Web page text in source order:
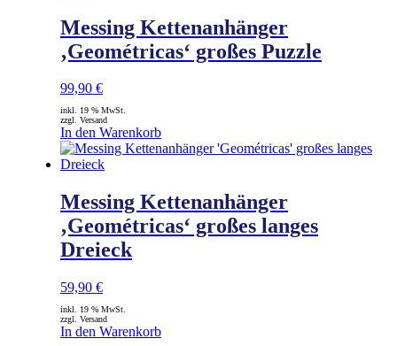
Messing Kettenanhänger
‚Geométricas‘ großes Puzzle
99,90 €
inkl. 19 % MwSt.
zzgl. Versand
In den Warenkorb
Messing Kettenanhänger
‚Geométricas‘ großes langes
Dreieck
59,90 €
inkl. 19 % MwSt.
zzgl. Versand
In den Warenkorb